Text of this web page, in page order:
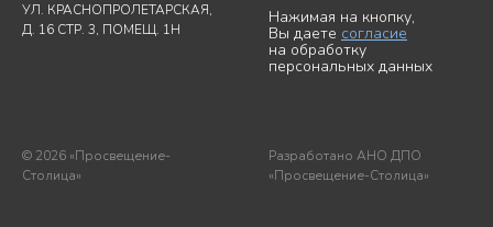
УЛ. КРАСНОПРОЛЕТАРСКАЯ,
Д. 16 СТР. 3, ПОМЕЩ. 1Н
Нажимая на кнопку,
Вы даете согласие
на обработку
персональных данных
© 2026 «Просвещение-
Столица»
Разработано АНО ДПО
«Просвещение-Столица»